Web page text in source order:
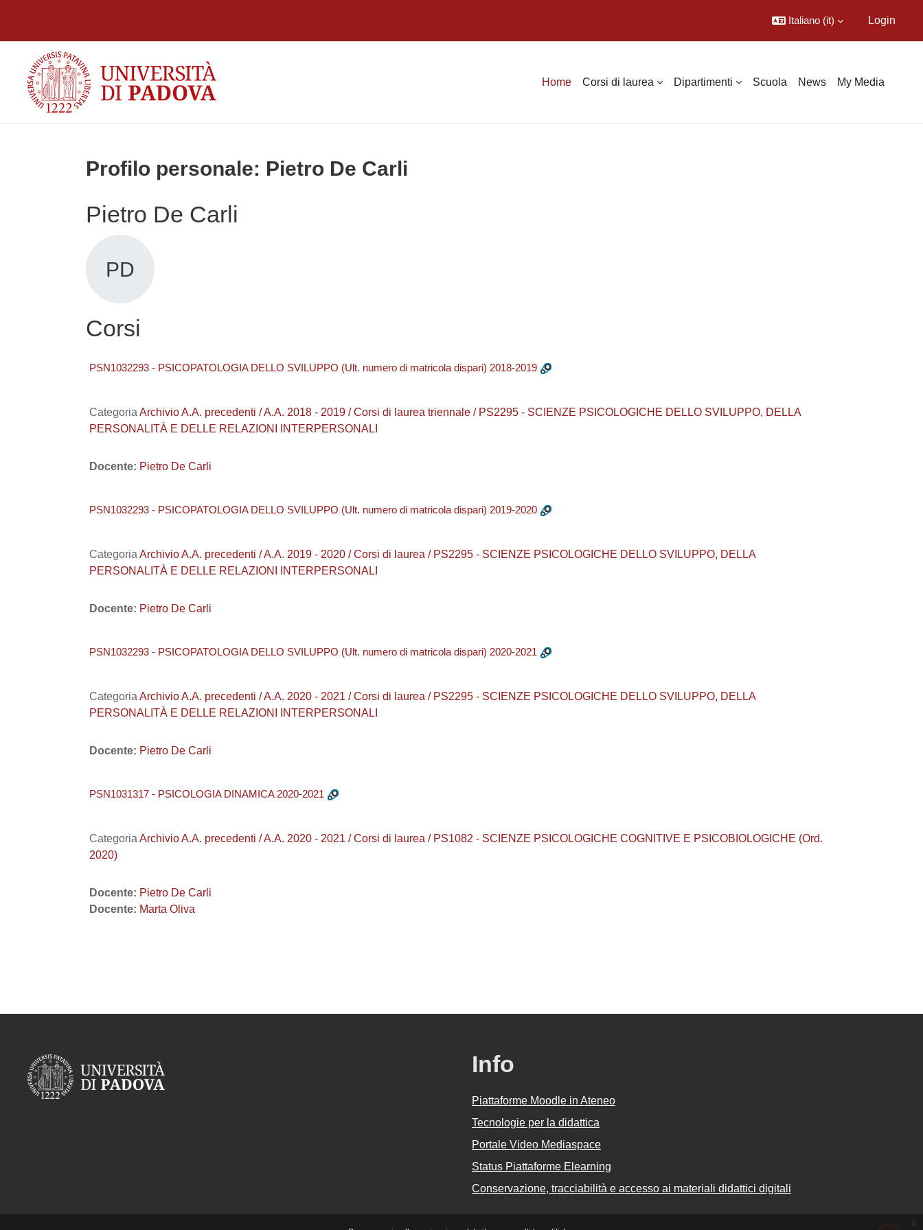
x
Italiano ‎(it)‎ Login
Home Corsi di laurea Dipartimenti Scuola News My Media
Profilo personale: Pietro De Carli
Pietro De Carli
PD
Corsi
PSN1032293 - PSICOPATOLOGIA DELLO SVILUPPO (Ult. numero di matricola dispari) 2018-2019
Categoria Archivio A.A. precedenti / A.A. 2018 - 2019 / Corsi di laurea triennale / PS2295 - SCIENZE PSICOLOGICHE DELLO SVILUPPO, DELLA
PERSONALITÀ E DELLE RELAZIONI INTERPERSONALI
Docente: Pietro De Carli
PSN1032293 - PSICOPATOLOGIA DELLO SVILUPPO (Ult. numero di matricola dispari) 2019-2020
Categoria Archivio A.A. precedenti / A.A. 2019 - 2020 / Corsi di laurea / PS2295 - SCIENZE PSICOLOGICHE DELLO SVILUPPO, DELLA
PERSONALITÀ E DELLE RELAZIONI INTERPERSONALI
Docente: Pietro De Carli
PSN1032293 - PSICOPATOLOGIA DELLO SVILUPPO (Ult. numero di matricola dispari) 2020-2021
Categoria Archivio A.A. precedenti / A.A. 2020 - 2021 / Corsi di laurea / PS2295 - SCIENZE PSICOLOGICHE DELLO SVILUPPO, DELLA
PERSONALITÀ E DELLE RELAZIONI INTERPERSONALI
Docente: Pietro De Carli
PSN1031317 - PSICOLOGIA DINAMICA 2020-2021
Categoria Archivio A.A. precedenti / A.A. 2020 - 2021 / Corsi di laurea / PS1082 - SCIENZE PSICOLOGICHE COGNITIVE E PSICOBIOLOGICHE (Ord.
2020)
Docente: Pietro De Carli
Docente: Marta Oliva
Info
Piattaforme Moodle in Ateneo
Tecnologie per la didattica
Portale Video Mediaspace
Status Piattaforme Elearning
Conservazione, tracciabilità e accesso ai materiali didattici digitali